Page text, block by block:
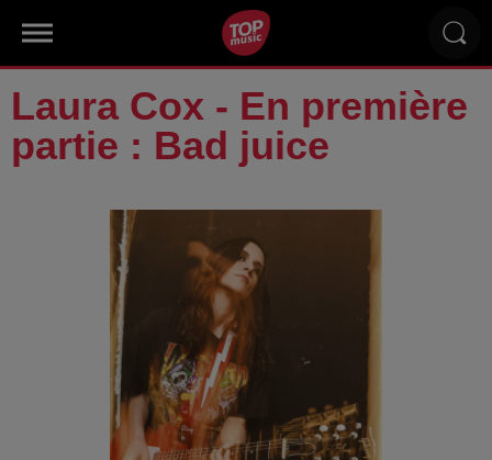
Laura Cox - En première
partie : Bad juice